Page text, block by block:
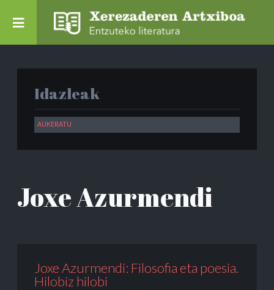
Idazleak
Joxe Azurmendi
Joxe Azurmendi: Filosofia eta poesia.
Hilobiz hilobi